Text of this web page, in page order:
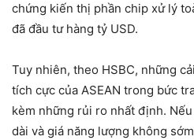
chứng kiến thị phần chip xử lý
đã đầu tư hàng tỷ USD.
Tuy nhiên, theo HSBC, những
tích cực của ASEAN trong bức
kèm những rủi ro nhất định.
dài và giá năng lượng không